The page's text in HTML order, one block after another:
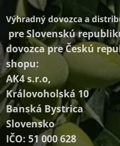
Výhradný dovozca a
pre Slovenskú
dovozca pre Českú
shopu:
AK4 s.r.o,
Královoholská 10
Banská Bystrica
Slovensko
IČO: 51 000 628